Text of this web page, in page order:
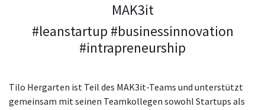
MAK3it
#leanstartup #businessinnovation
#intrapreneurship
Tilo Hergarten ist Teil des MAK3it-Teams und unterstützt
gemeinsam mit seinen Teamkollegen sowohl Startups als